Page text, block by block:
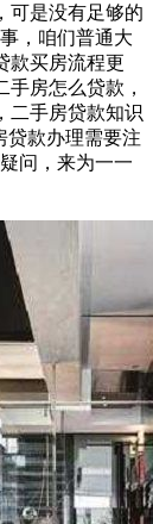
可是没有足够的
，咱们普通大
款买房流程更
房怎么贷款，
二手房贷款知识
贷款办理需要注
问，来为一一